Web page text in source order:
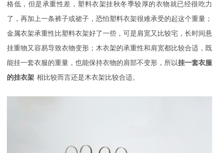
格低，但是承重性差，塑料衣架挂秋冬季较厚的衣物就已经很吃力
了，再加上一条裤子或裙子，恐怕塑料衣架很难承受的起这个重量；
金属衣架承重性比塑料衣架好了一些，可是肩宽又比较宅，长时间悬
挂重物又容易导致衣物变形；木衣架的承重性和肩宽都比较合适，既
能挂一套衣服的重量，也能保持衣物的肩部不变形，所以挂一套衣服
的挂衣架 相比较而言还是木衣架比较合适。